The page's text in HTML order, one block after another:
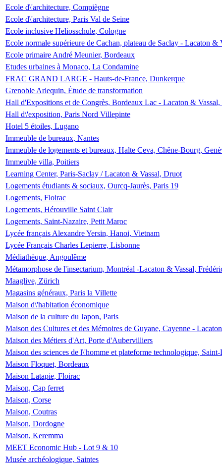
Ecole d\'architecture, Compiègne
Ecole d\'architecture, Paris Val de Seine
Ecole inclusive Heliosschule, Cologne
Ecole normale supérieure de Cachan, plateau de Saclay - Lacaton &
Ecole primaire André Meunier, Bordeaux
Etudes urbaines à Monaco, La Condamine
FRAC GRAND LARGE - Hauts-de-France, Dunkerque
Grenoble Arlequin, Étude de transformation
Hall d'Expositions et de Congrès, Bordeaux Lac - Lacaton &
Hall d\'exposition, Paris Nord Villepinte
Hotel 5 étoiles, Lugano
Immeuble de bureaux, Nantes
Immeuble de logements et bureaux, Halte Ceva, Chêne-Bourg,
Immeuble villa, Poitiers
Learning Center, Paris-Saclay / Lacaton & Vassal, Druot
Logements étudiants & sociaux, Ourcq-Jaurès, Paris 19
Logements, Floirac
Logements, Hérouville Saint Clair
Logements, Saint-Nazaire, Petit Maroc
Lycée français Alexandre Yersin, Hanoi, Vietnam
Lycée Français Charles Lepierre, Lisbonne
Médiathèque, Angoulême
Métamorphose de l'insectarium, Montréal -Lacaton & Vassal,
Maaglive, Zürich
Magasins généraux, Paris la Villette
Maison d\'habitation économique
Maison de la culture du Japon, Paris
Maison des Cultures et des Mémoires de Guyane, Cayenne -
Maison des Métiers d'Art, Porte d'Aubervilliers
Maison des sciences de l\'homme et plateforme technologique,
Maison Floquet, Bordeaux
Maison Latapie, Floirac
Maison, Cap ferret
Maison, Corse
Maison, Coutras
Maison, Dordogne
Maison, Keremma
MEET Economic Hub - Lot 9 & 10
Musée archéologique, Saintes